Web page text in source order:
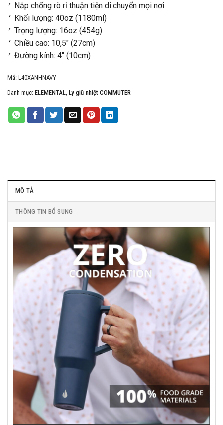
⎖ Nắp chống rò rỉ thuận tiện di chuyển mọi nơi.
⎖ Khối lượng: 40oz (1180ml)
⎖ Trọng lượng: 16oz (454g)
⎖ Chiều cao: 10,5″ (27cm)
⎖ Đường kính: 4″ (10cm)
Mã: L40XANHNAVY
Danh mục: ELEMENTAL Ly giữ nhiệt COMMUTER
MÔ TẢ
THÔNG TIN BỔ SUNG